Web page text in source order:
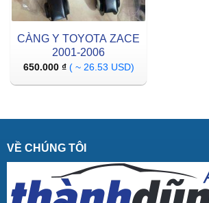
CÀNG Y TOYOTA ZACE
2001-2006
650.000 ₫ ( ~ 26.53 USD)
VỀ CHÚNG TÔI